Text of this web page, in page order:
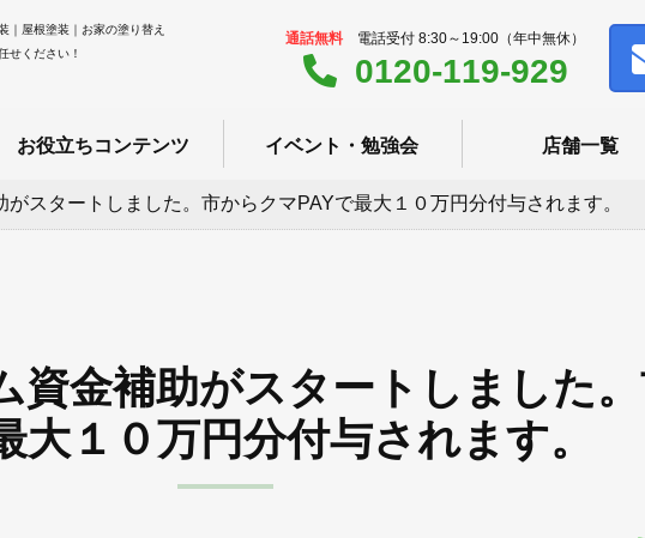
｜屋根塗装｜お家の塗り替え
せください！
通話無料 電話受付 8:30～19:00（年中無休）
0120-119-929
お役立ちコンテンツ イベント・勉強会 店舗一覧
スタートしました。市からクマPAYで最大１０万円分付与されます。
資金補助がスタートしました
大１０万円分付与されます。